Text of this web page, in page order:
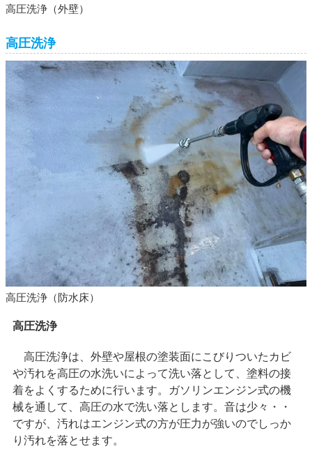
高圧洗浄（外壁）
高圧洗浄
高圧洗浄（防水床）
高圧洗浄
高圧洗浄は、外壁や屋根の塗装面にこびりついたカビ
や汚れを高圧の水洗いによって洗い落として、塗料の接
着をよくするために行います。ガソリンエンジン式の機
械を通して、高圧の水で洗い落とします。音は少々・・
ですが、汚れはエンジン式の方が圧力が強いのでしっか
り汚れを落とせます。